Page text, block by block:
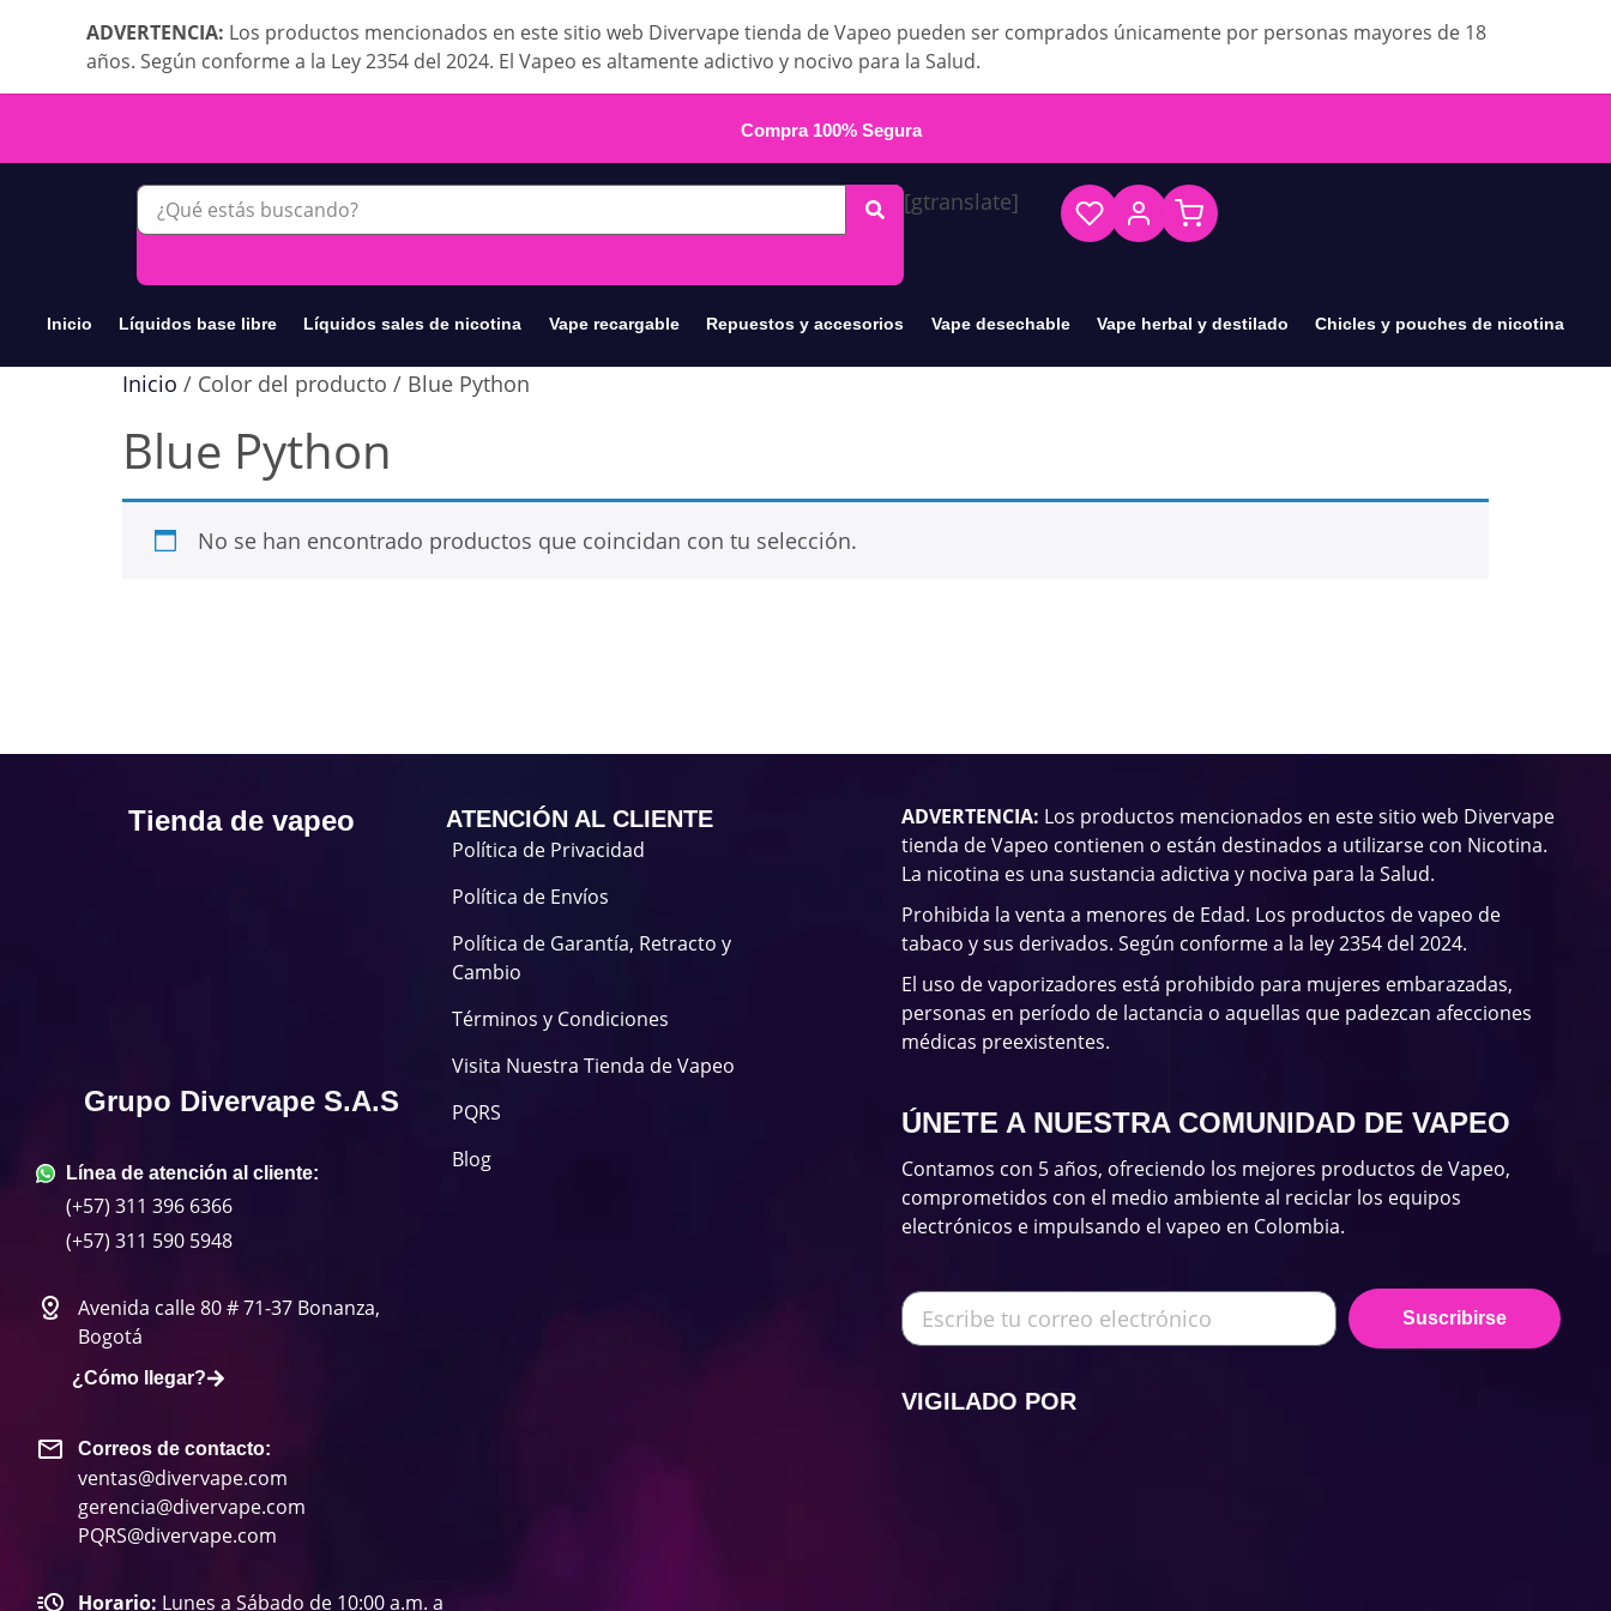
ADVERTENCIA: Los productos mencionados en este sitio web Divervape tienda de Vapeo pueden ser comprados únicamente por personas mayores de 18
años. Según conforme a la Ley 2354 del 2024. El Vapeo es altamente adictivo y nocivo para la Salud.
Compra 100% Segura
[gtranslate]
Inicio Líquidos base libre Líquidos sales de nicotina Vape recargable Repuestos y accesorios Vape desechable Vape herbal y destilado Chicles y pouches de nicotina
Inicio / Color del producto / Blue Python
Blue Python
No se han encontrado productos que coincidan con tu selección.
Tienda de vapeo
Grupo Divervape S.A.S
Línea de atención al cliente:
(+57) 311 396 6366
(+57) 311 590 5948
Avenida calle 80 # 71-37 Bonanza,
Bogotá
¿Cómo llegar?
Correos de contacto:
ventas@divervape.com
gerencia@divervape.com
PQRS@divervape.com
Horario: Lunes a Sábado de 10:00 a.m. a
ATENCIÓN AL CLIENTE
Política de Privacidad
Política de Envíos
Política de Garantía, Retracto y
Cambio
Términos y Condiciones
Visita Nuestra Tienda de Vapeo
PQRS
Blog
ADVERTENCIA: Los productos mencionados en este sitio web Divervape
tienda de Vapeo contienen o están destinados a utilizarse con Nicotina.
La nicotina es una sustancia adictiva y nociva para la Salud.
Prohibida la venta a menores de Edad. Los productos de vapeo de
tabaco y sus derivados. Según conforme a la ley 2354 del 2024.
El uso de vaporizadores está prohibido para mujeres embarazadas,
personas en período de lactancia o aquellas que padezcan afecciones
médicas preexistentes.
ÚNETE A NUESTRA COMUNIDAD DE VAPEO
Contamos con 5 años, ofreciendo los mejores productos de Vapeo,
comprometidos con el medio ambiente al reciclar los equipos
electrónicos e impulsando el vapeo en Colombia.
Suscribirse
VIGILADO POR